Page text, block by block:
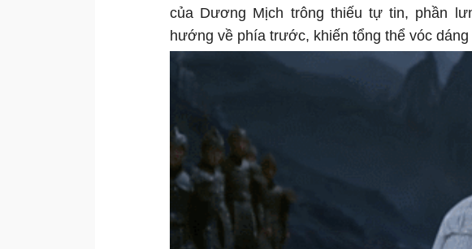
của Dương Mịch trông thiếu tự tin, phần
hướng về phía trước, khiến tổng thể vóc